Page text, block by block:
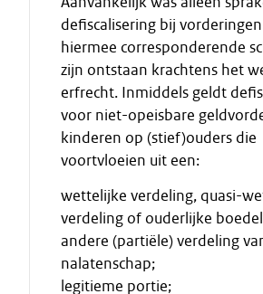
defiscalisering bij
hiermee corresponderende
zijn ontstaan krachtens het
erfrecht. Inmiddels geldt
voor niet-opeisbare
kinderen op (stief)ouders die
voortvloeien uit een:
wettelijke verdeling, quasi-
verdeling of ouderlijke
andere (partiële) verdeling
nalatenschap;
legitieme portie;